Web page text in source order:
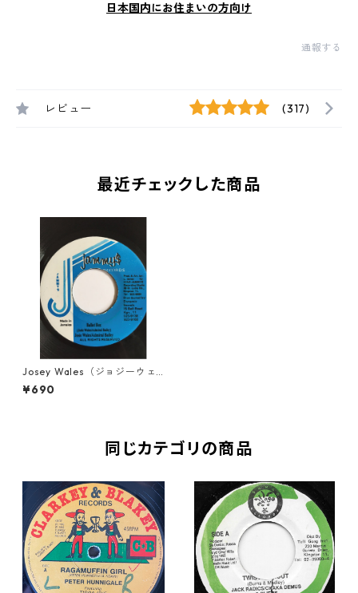
日本国内にお住まいの方向け
通報する
レビュー (317)
最近チェックした商品
Josey Wales（ジョジーウェ
ールズ） & Admiral Bailey
（アドミラルベイリー） - Bal
¥690
同じカテゴリの商品